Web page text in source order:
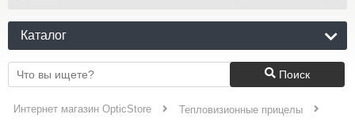
Каталог
Поиск
Интернет магазин OpticStore
Тепловизионные прицелы